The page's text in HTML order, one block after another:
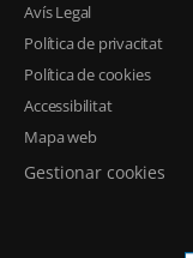
Avís Legal
Política de privacitat
Política de cookies
Accessibilitat
Mapa web
Gestionar cookies